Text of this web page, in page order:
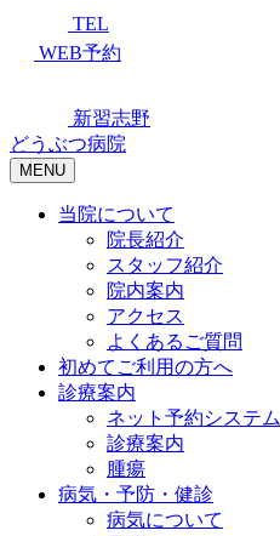
TEL
WEB予約
新習志野
どうぶつ病院
MENU
当院について
院長紹介
スタッフ紹介
院内案内
アクセス
よくあるご質問
初めてご利用の方へ
診療案内
ネット予約システム
診療案内
腫瘍
病気・予防・健診
病気について